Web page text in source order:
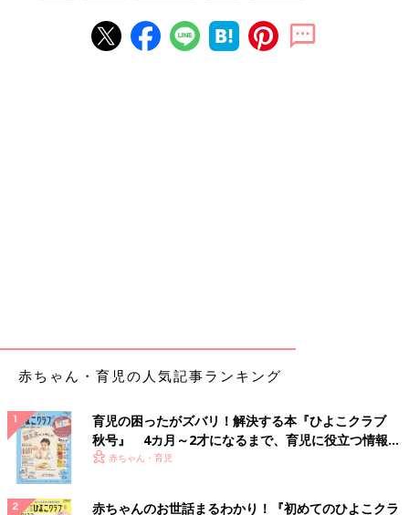
赤ちゃん・育児の人気記事ランキング
育児の困ったがズバリ！解決する本『ひよこクラブ
秋号』 4カ月～2才になるまで、育児に役立つ情報が
いっぱい！
赤ちゃん・育児
赤ちゃんのお世話まるわかり！『初めてのひよこクラ